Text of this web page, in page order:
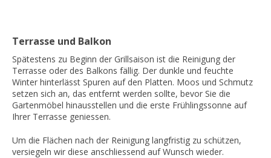
Terrasse und Balkon
Spätestens zu Beginn der Grillsaison ist die Reinigung der
Terrasse oder des Balkons fällig. Der dunkle und feuchte
Winter hinterlässt Spuren auf den Platten. Moos und Schmutz
setzen sich an, das entfernt werden sollte, bevor Sie die
Gartenmöbel hinausstellen und die erste Frühlingssonne auf
Ihrer Terrasse geniessen.
Um die Flächen nach der Reinigung langfristig zu schützen,
versiegeln wir diese anschliessend auf Wunsch wieder.